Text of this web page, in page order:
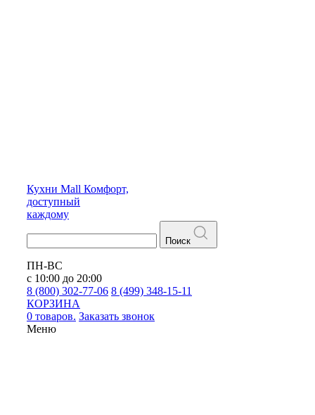
Кухни Mall Комфорт,
доступный
каждому
Поиск
ПН-ВС
с 10:00 до 20:00
8 (800) 302-77-06 8 (499) 348-15-11
КОРЗИНА
0 товаров. Заказать звонок
Меню